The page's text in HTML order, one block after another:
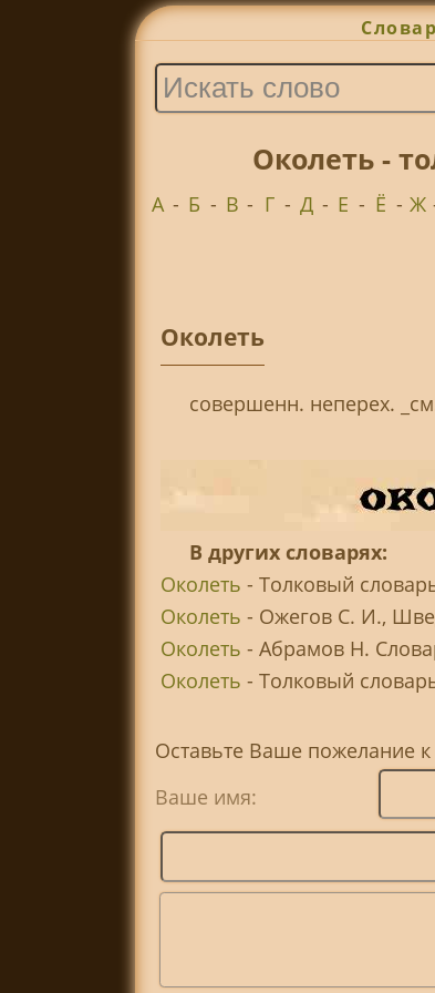
Околеть -
А - Б - В - Г - Д - Е - Ё - Ж
Околеть
совершенн. неперех.
В других словарях:
Околеть - Толковый
Околеть - Ожегов С. И.,
Околеть - Абрамов Н.
Околеть - Толковый
Оставьте Ваше пожелание
Ваше имя: